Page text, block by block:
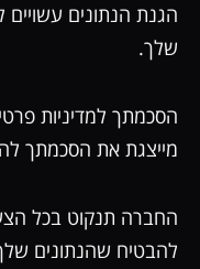
הגנת הנתונים
שלך.
הסכמתך למדיניות
מייצגת את הסכמתך
החברה תנקוט בכל
להבטיח שהנתונים